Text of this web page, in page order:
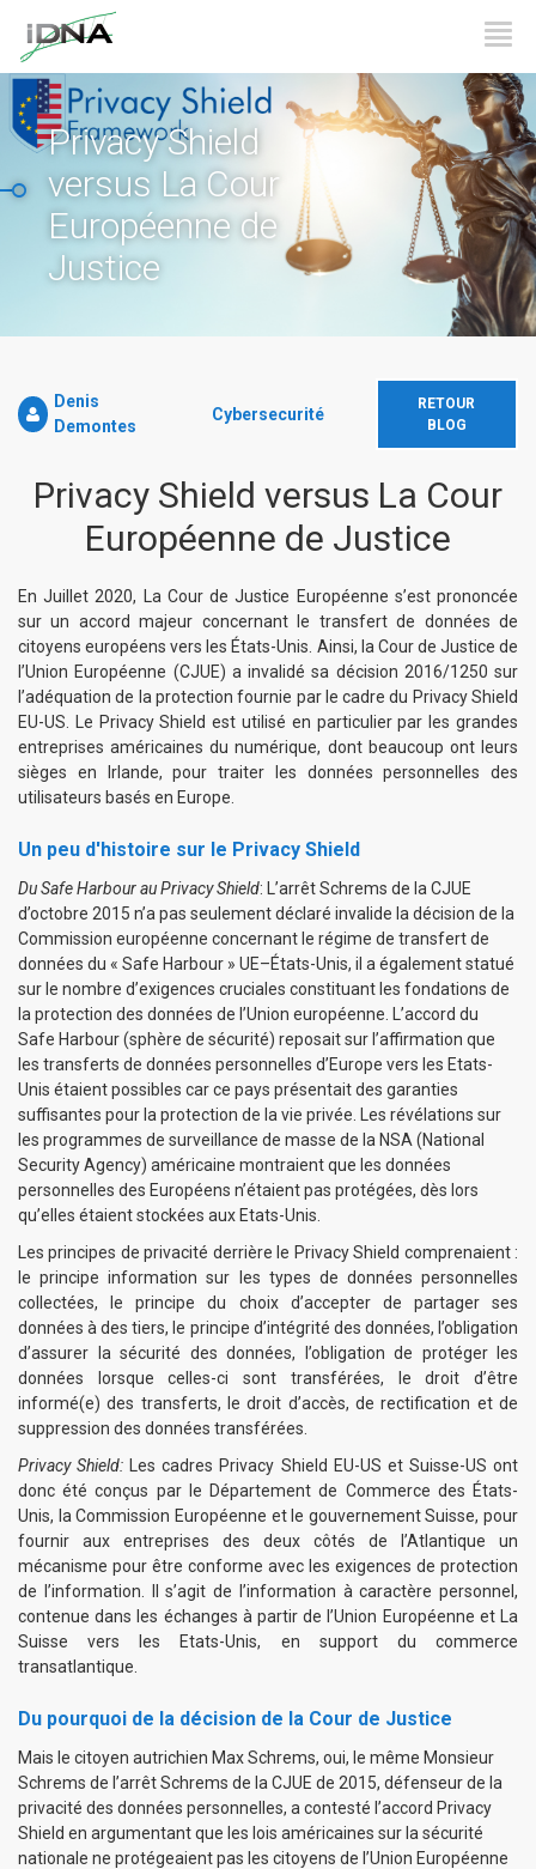
Privacy Shield
versus La Cour
Européenne de
Justice
Denis
Demontes
Cybersecurité
RETOUR
BLOG
Privacy Shield versus La Cour
Européenne de Justice
En Juillet 2020, La Cour de Justice Européenne s’est prononcée
sur un accord majeur concernant le transfert de données de
citoyens européens vers les États-Unis. Ainsi, la Cour de Justice de
l’Union Européenne (CJUE) a invalidé sa décision 2016/1250 sur
l’adéquation de la protection fournie par le cadre du Privacy Shield
EU-US. Le Privacy Shield est utilisé en particulier par les grandes
entreprises américaines du numérique, dont beaucoup ont leurs
sièges en Irlande, pour traiter les données personnelles des
utilisateurs basés en Europe.
Un peu d'histoire sur le Privacy Shield
Du Safe Harbour au Privacy Shield: L’arrêt Schrems de la CJUE
d’octobre 2015 n’a pas seulement déclaré invalide la décision de la
Commission européenne concernant le régime de transfert de
données du « Safe Harbour » UE–États-Unis, il a également statué
sur le nombre d’exigences cruciales constituant les fondations de
la protection des données de l’Union européenne. L’accord du
Safe Harbour (sphère de sécurité) reposait sur l’affirmation que
les transferts de données personnelles d’Europe vers les Etats-
Unis étaient possibles car ce pays présentait des garanties
suffisantes pour la protection de la vie privée. Les révélations sur
les programmes de surveillance de masse de la NSA (National
Security Agency) américaine montraient que les données
personnelles des Européens n’étaient pas protégées, dès lors
qu’elles étaient stockées aux Etats-Unis.
Les principes de privacité derrière le Privacy Shield comprenaient :
le principe information sur les types de données personnelles
collectées, le principe du choix d’accepter de partager ses
données à des tiers, le principe d’intégrité des données, l’obligation
d’assurer la sécurité des données, l’obligation de protéger les
données lorsque celles-ci sont transférées, le droit d’être
informé(e) des transferts, le droit d’accès, de rectification et de
suppression des données transférées.
Privacy Shield: Les cadres Privacy Shield EU-US et Suisse-US ont
donc été conçus par le Département de Commerce des États-
Unis, la Commission Européenne et le gouvernement Suisse, pour
fournir aux entreprises des deux côtés de l’Atlantique un
mécanisme pour être conforme avec les exigences de protection
de l’information. Il s’agit de l’information à caractère personnel,
contenue dans les échanges à partir de l’Union Européenne et La
Suisse vers les Etats-Unis, en support du commerce
transatlantique.
Du pourquoi de la décision de la Cour de Justice
Mais le citoyen autrichien Max Schrems, oui, le même Monsieur
Schrems de l’arrêt Schrems de la CJUE de 2015, défenseur de la
privacité des données personnelles, a contesté l’accord Privacy
Shield en argumentant que les lois américaines sur la sécurité
nationale ne protégeaient pas les citoyens de l’Union Européenne